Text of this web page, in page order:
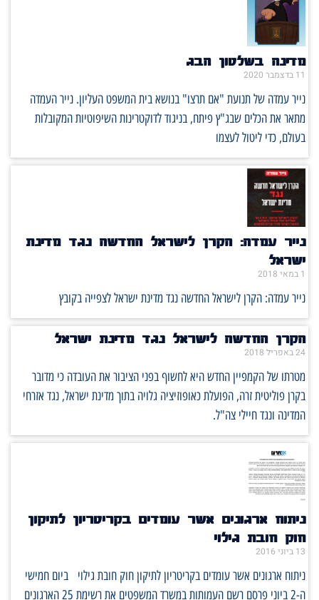
מדינה בשלטון הבג
11 בדצמבר 2020
נייר עמדה של תנועת "אם תרצו" בנושא בית המשפט העליון. נייר העמדה
מתאר את הכלים שבג"ץ פיתח, בניגוד לדוקטרינות השיפוטיות המקובלות
בעולם, כדי ליטול לעצמו
נייר עמדה: הקרן לישראל החדשה נגד מדינת
ישראל
1 במאי 2018
נייר עמדה: הקרן לישראל החדשה נגד מדינת ישראל לצפייה בקובץ
הקרן החדשה לישראל נגד מדינת ישראל
24 באפריל 2018
מטרתו של הקמפיין החדש היא לחשוף בפני הציבור את העובדה כי מדובר
בקרן פוליטית זרה, הפועלת כאופוזיציה גלויה בתוך מדינת ישראל, נגד אזרחי
המדינה ונגד חיילי צה"ל.
ניתוח ארגונים אשר עומדים בקריטריון לתיקון
חוק חובת גילוי
13 ביוני 2016
ניתוח ארגונים אשר עומדים בקריטריון לתיקון חוק חובת גילוי ביום חמישי
ה-2 ביוני פרסם רשם העמותות במשרד המשפטים את רשימת 25 הארגונים